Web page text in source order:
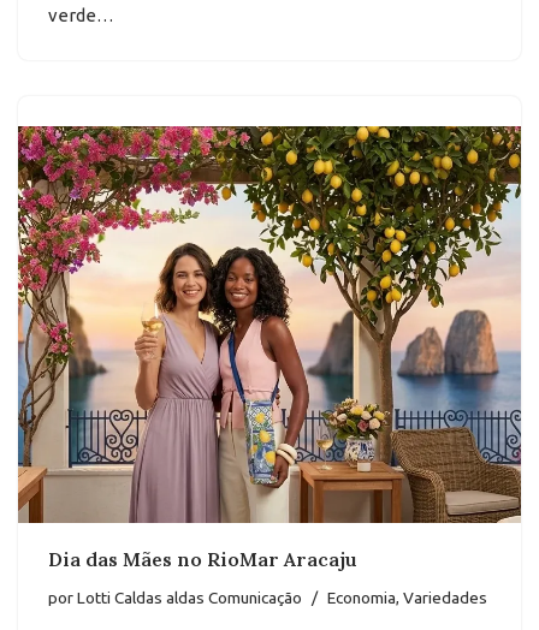
verde…
Dia das Mães no RioMar Aracaju
porLotti Caldas aldas Comunicação Economia, Variedades